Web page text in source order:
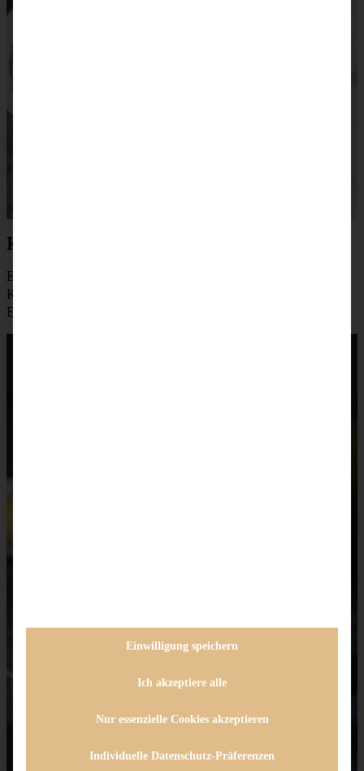
Kürbis-Cheesecake mit Salz-Karamell
Ein weiteres Käsekuchen-Träumchen ist mein cremiger
Kürbis-Cheesecake mit Salz-Karamell. Den möchte ich
Euch wirklich sehr ans Herz legen!
Einwilligung speichern
Ich akzeptiere alle
Nur essenzielle Cookies akzeptieren
Individuelle Datenschutz-Präferenzen